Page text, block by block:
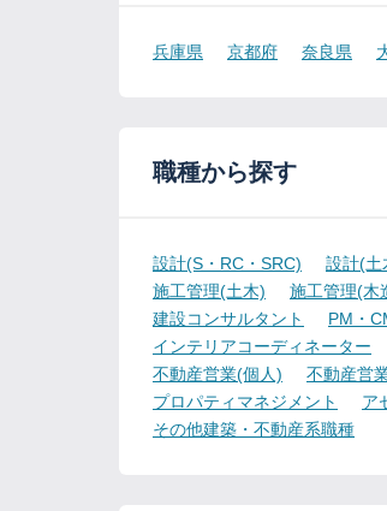
兵庫県 京都府 奈良県
職種から探す
設計(S・RC・SRC) 設計(土
施工管理(土木)
施工管理(木
建設コンサルタント
PM・
インテリアコーディネーター
不動産営業(個人)
不動産営
プロパティマネジメント
ア
その他建築・不動産系職種